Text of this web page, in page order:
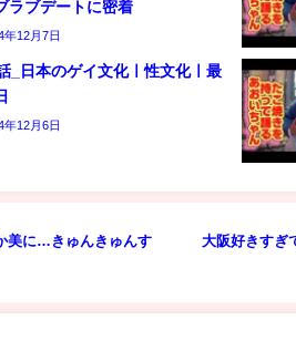
ラブデートに密着
年12月7日
_日本のゲイ文化ㅣ性文化ㅣ最
年12月6日
美に…きゅんきゅんす
大阪好きすぎ